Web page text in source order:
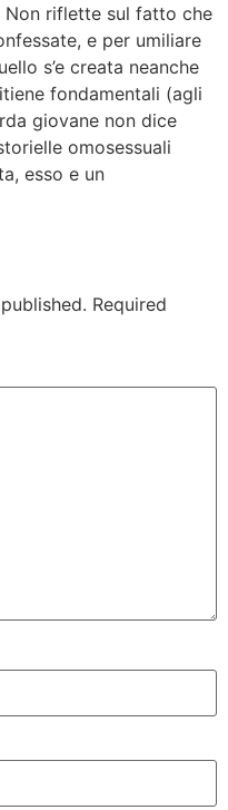
Non riflette sul fatto che
e per umiliare
s’e creata neanche
fondamentali (agli
giovane non dice
omosessuali
esso e un
Required